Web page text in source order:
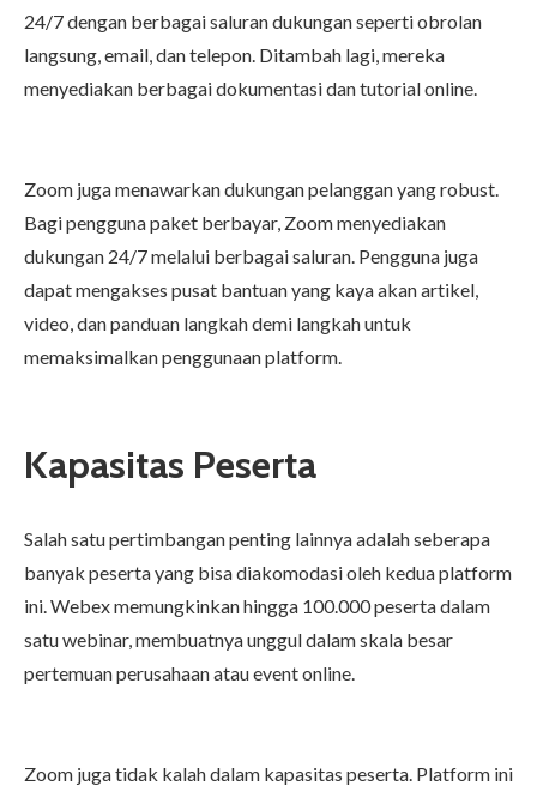
24/7 dengan berbagai saluran dukungan seperti obrolan
langsung, email, dan telepon. Ditambah lagi, mereka
menyediakan berbagai dokumentasi dan tutorial online.
Zoom juga menawarkan dukungan pelanggan yang robust.
Bagi pengguna paket berbayar, Zoom menyediakan
dukungan 24/7 melalui berbagai saluran. Pengguna juga
dapat mengakses pusat bantuan yang kaya akan artikel,
video, dan panduan langkah demi langkah untuk
memaksimalkan penggunaan platform.
Kapasitas Peserta
Salah satu pertimbangan penting lainnya adalah seberapa
banyak peserta yang bisa diakomodasi oleh kedua platform
ini. Webex memungkinkan hingga 100.000 peserta dalam
satu webinar, membuatnya unggul dalam skala besar
pertemuan perusahaan atau event online.
Zoom juga tidak kalah dalam kapasitas peserta. Platform ini